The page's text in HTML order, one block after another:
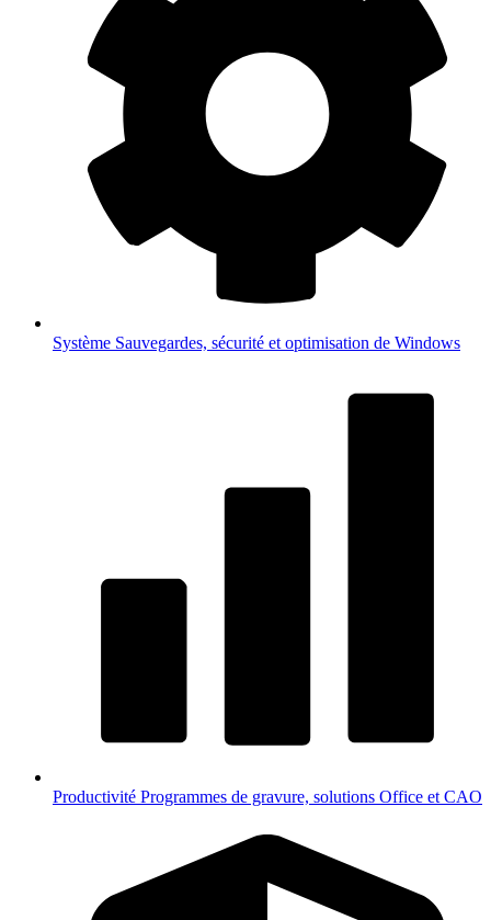
Système Sauvegardes, sécurité et optimisation de Windows
Productivité Programmes de gravure, solutions Office et CAO